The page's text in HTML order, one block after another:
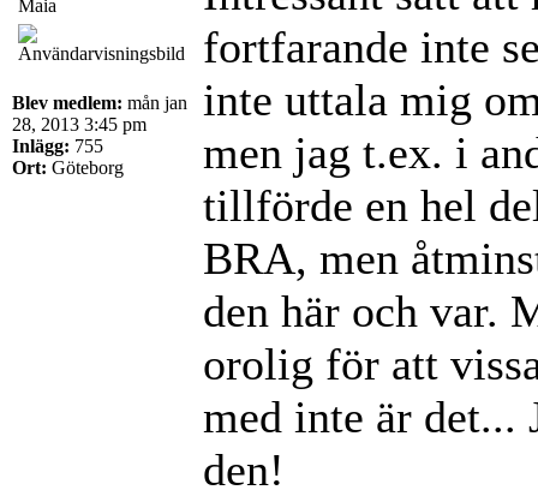
Maia
Blev medlem: mån jan
28, 2013 3:45 pm
Inlägg: 755
Ort: Göteborg
fortfarande inte
inte uttala mig
men jag t.ex. i
tillförde en hel
BRA, men
den här och var.
orolig för att
med inte är det...
den!